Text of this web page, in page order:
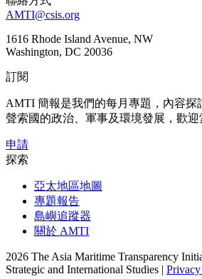
AMTI@csis.org
1616 Rhode Island Avenue, NW
Washington, DC 20036
訂閱
AMTI 簡報是我們的每月專題，內容探
聲索國的政治、軍事及環境發展，歡迎
申請
探索
亞太地區地圖
專題報告
島嶼追蹤器
關於 AMTI
2026 The Asia Maritime Transparency
Strategic and International Studies |